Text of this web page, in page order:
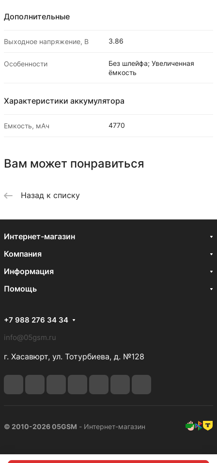
Дополнительные
Выходное напряжение, В 3.86
Особенности
Без шлейфа; Увеличенная
ёмкость
Характеристики аккумулятора
Емкость, мАч 4770
Вам может понравиться
Назад к списку
Интернет-магазин
Компания
Информация
Помощь
+7 988 276 34 34
info@05gsm.ru
г. Хасавюрт, ул. Тотурбиева, д. №128
© 2010-2026 05GSM - Интернет-магазин